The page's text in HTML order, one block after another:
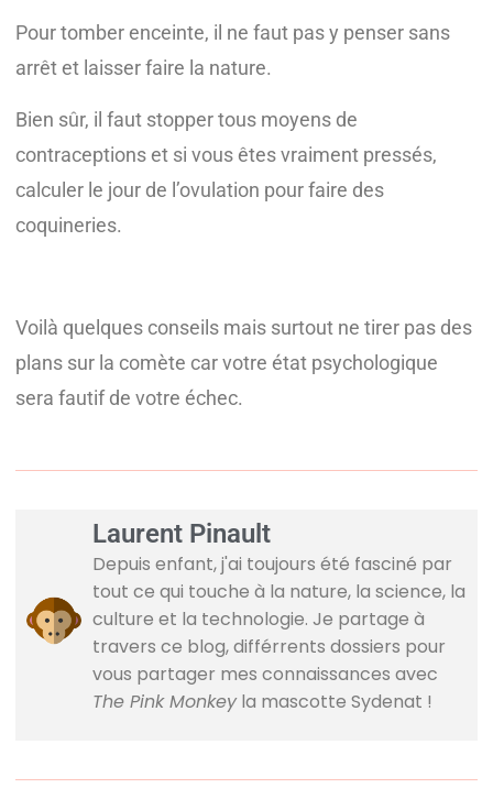
Pour tomber enceinte, il ne faut pas y penser sans
arrêt et laisser faire la nature.
Bien sûr, il faut stopper tous moyens de
contraceptions et si vous êtes vraiment pressés,
calculer le jour de l’ovulation pour faire des
coquineries.
Voilà quelques conseils mais surtout ne tirer pas des
plans sur la comète car votre état psychologique
sera fautif de votre échec.
Laurent Pinault
Depuis enfant, j'ai toujours été fasciné par
tout ce qui touche à la nature, la science, la
culture et la technologie. Je partage à
travers ce blog, différrents dossiers pour
vous partager mes connaissances avec
The Pink Monkeyla mascotte Sydenat !